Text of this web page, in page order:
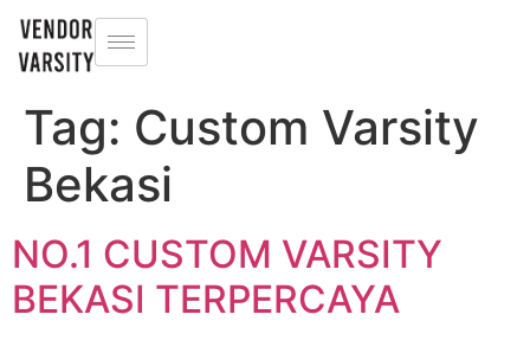
Tag: Custom Varsity
Bekasi
NO.1 CUSTOM VARSITY
BEKASI TERPERCAYA